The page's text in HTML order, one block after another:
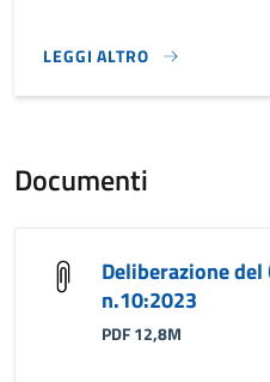
LEGGI ALTRO
}
Documenti
Deliberazione
n.10:2023
PDF 12,8M